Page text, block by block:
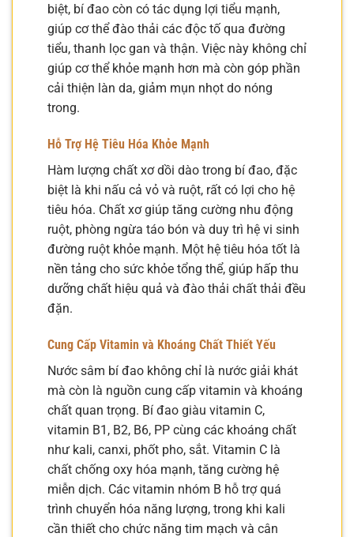
biệt, bí đao còn có tác dụng lợi tiểu mạnh,
giúp cơ thể đào thải các độc tố qua đường
tiểu, thanh lọc gan và thận. Việc này không chỉ
giúp cơ thể khỏe mạnh hơn mà còn góp phần
cải thiện làn da, giảm mụn nhọt do nóng
trong.
Hỗ Trợ Hệ Tiêu Hóa Khỏe Mạnh
Hàm lượng chất xơ dồi dào trong bí đao, đặc
biệt là khi nấu cả vỏ và ruột, rất có lợi cho hệ
tiêu hóa. Chất xơ giúp tăng cường nhu động
ruột, phòng ngừa táo bón và duy trì hệ vi sinh
đường ruột khỏe mạnh. Một hệ tiêu hóa tốt là
nền tảng cho sức khỏe tổng thể, giúp hấp thu
dưỡng chất hiệu quả và đào thải chất thải đều
đặn.
Cung Cấp Vitamin và Khoáng Chất Thiết Yếu
Nước sâm bí đao không chỉ là nước giải khát
mà còn là nguồn cung cấp vitamin và khoáng
chất quan trọng. Bí đao giàu vitamin C,
vitamin B1, B2, B6, PP cùng các khoáng chất
như kali, canxi, phốt pho, sắt. Vitamin C là
chất chống oxy hóa mạnh, tăng cường hệ
miễn dịch. Các vitamin nhóm B hỗ trợ quá
trình chuyển hóa năng lượng, trong khi kali
cần thiết cho chức năng tim mạch và cân